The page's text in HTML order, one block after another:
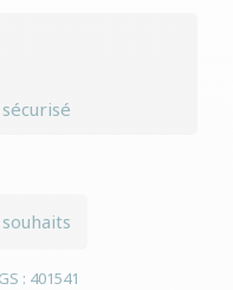
: 401541